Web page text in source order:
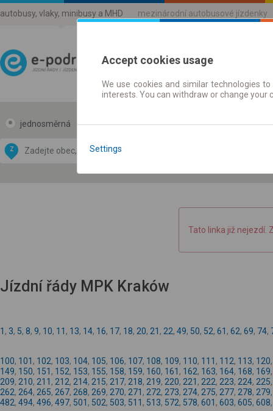
autobusy, vlaky, minibusy a MHD mezinárodní autobusové jízdenky
Jízdni řády a jízdenky
jednosměrná zpáteční
Z
by
OpenStreetMap
Tato linka již nejezdí.
Jízdní řády MPK Kraków
1 , 3, 5, 8, 9, 10, 11 , 13, 14, 16, 17, 18, 20, 21 , 22, 49, 50, 52, 61 , 62, 69, 74,
100, 101 , 102, 103, 104, 105, 106, 107, 108, 109, 110, 111 , 112, 113, 120
149, 150, 151 , 152, 153, 155, 158, 159, 160, 161 , 162, 163, 164, 168, 169
209, 210, 211 , 212, 214, 215, 217, 218, 219, 220, 221 , 222, 223, 224, 225
262, 264, 265, 267, 268, 269, 270, 271 , 272, 273, 274, 275, 277, 278, 279
482, 494, 496, 497, 501 , 502, 503, 511 , 513, 572, 578, 601 , 603, 605, 608
Accept cookies usage
We use cookies and similar technologies
interests. You can withdraw or change
Settings